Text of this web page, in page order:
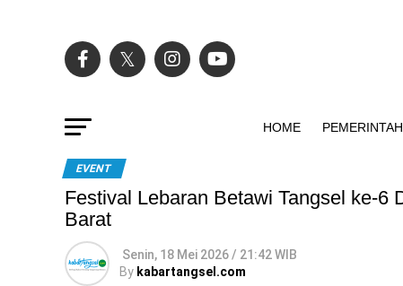
HOME
EVENT
Festival Lebaran Betawi Tangsel ke-6
Barat
Senin, 18 Mei 2026 / 21:42 WIB
By kabartangsel.com